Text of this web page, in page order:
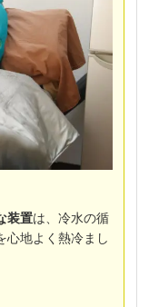
装置は、冷水の循
心地よく熱冷まし